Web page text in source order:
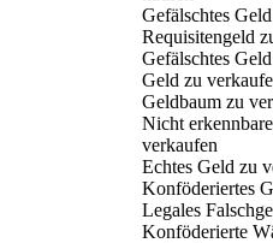
Gefälschtes
Requisitengeld
Gefälschtes
Geld zu
Geldbaum zu
Nicht
verkaufen
Echtes Geld zu
Konföderiertes
Legales
Konföderierte